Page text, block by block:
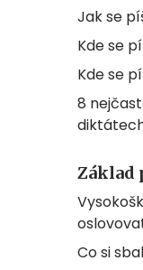
Jak se
Kde se
Kde se
8
Základ
Co si